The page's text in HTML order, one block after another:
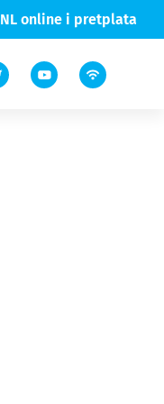
NL online i pretplata